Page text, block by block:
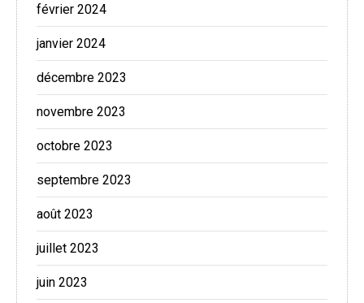
février 2024
janvier 2024
décembre 2023
novembre 2023
octobre 2023
septembre 2023
août 2023
juillet 2023
juin 2023